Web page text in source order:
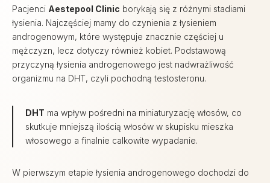
Pacjenci Aestepool Clinic borykają się z różnymi stadiami
łysienia. Najczęściej mamy do czynienia z łysieniem
androgenowym, które występuje znacznie częściej u
mężczyzn, lecz dotyczy również kobiet. Podstawową
przyczyną łysienia androgenowego jest nadwrażliwość
organizmu na DHT, czyli pochodną testosteronu.
DHT ma wpływ pośredni na miniaturyzację włosów, co
skutkuje mniejszą ilością włosów w skupisku mieszka
włosowego a finalnie calkowite wypadanie.
W pierwszym etapie łysienia androgenowego dochodzi do